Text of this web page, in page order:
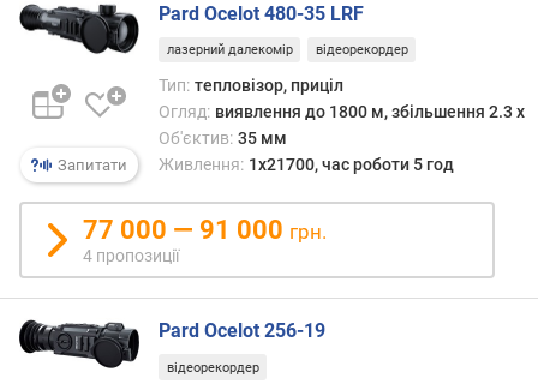
ь
з
д
т
н
і
с
т
ь
п
р
Запитати
Pard Ocelot 480-35 LRF
лазерний далекомір відеорекордер
Тип: тепловізор, приціл
Огляд: виявлення до 1800 м, збільшення 2.3 x
Об'єктив: 35 мм
Живлення: 1x21700, час роботи 5 год
77 000 — 91 000 грн.
4 пропозиції
Pard Ocelot 256-19
відеорекордер